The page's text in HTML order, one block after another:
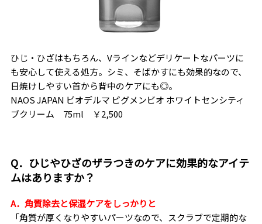
ひじ・ひざはもちろん、Vラインなどデリケートなパーツに
も安心して使える処方。シミ、そばかすにも効果的なので、
日焼けしやすい首から背中のケアにも◎。
NAOS JAPAN ビオデルマ ピグメンビオ ホワイトセンシティ
ブクリーム 75ml ￥2,500
Q．ひじやひざのザラつきのケアに効果的なアイテ
ムはありますか？
A．角質除去と保湿ケアをしっかりと
「角質が厚くなりやすいパーツなので、スクラブで定期的な